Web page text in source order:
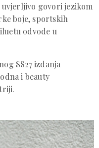
govori jezikom
boje, sportskih
odvode u
SS27 izdanja
i beauty